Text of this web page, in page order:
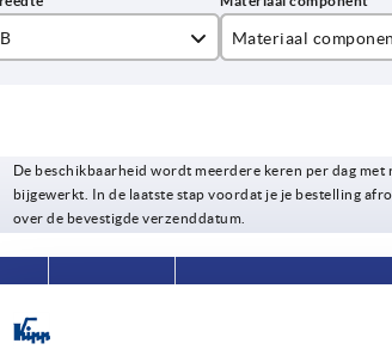
B
50
80
Materiaal
De beschikbaarheid wordt meerdere keren per dag met
bijgewerkt. In de laatste stap voordat je je bestelling
over de bevestigde verzenddatum.